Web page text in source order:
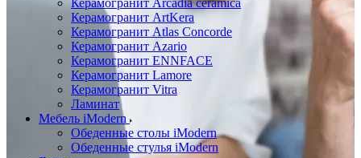
Керамогранит Arcadia ceramica
Керамогранит ArtKera
Керамогранит Atlas Concorde
Керамогранит Azario
Керамогранит ENNFACE
Керамогранит Lamore
Керамогранит Vitra
Ламинат
Мебель iModern
Обеденные столы iModern
Обеденные стулья iModern